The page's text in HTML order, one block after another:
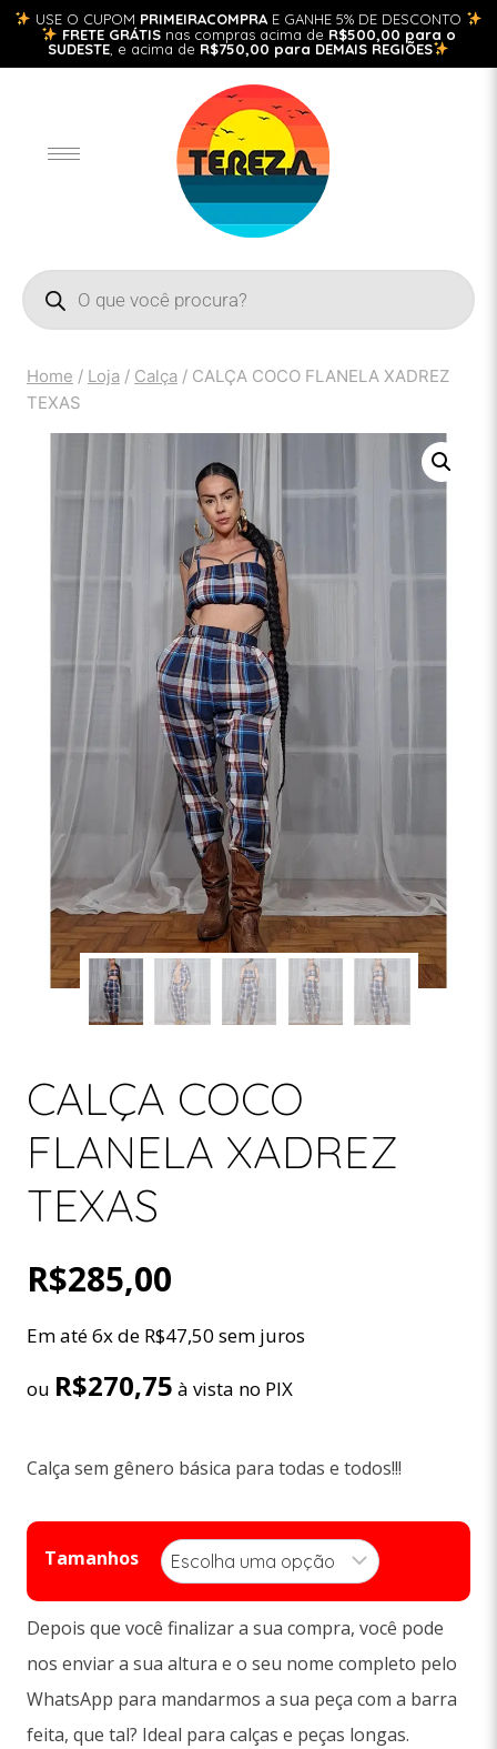
USE O CUPOM PRIMEIRACOMPRA E GANHE 5% DE DESCONTO
FRETE GRÁTISnas compras acima de R$500,00 para o
SUDESTE , e acima de R$750,00 para DEMAIS REGIÕES
Home / Loja / Calça / CALÇA COCO FLANELA XADREZ
TEXAS
CALÇA COCO
FLANELA XADREZ
TEXAS
R$285,00
Em até 6x de R$47,50 sem juros
ou R$270,75 à vista no PIX
Calça sem gênero básica para todas e todos!!!
Tamanhos
Depois que você finalizar a sua compra, você pode
nos enviar a sua altura e o seu nome completo pelo
WhatsApp para mandarmos a sua peça com a barra
feita, que tal? Ideal para calças e peças longas.